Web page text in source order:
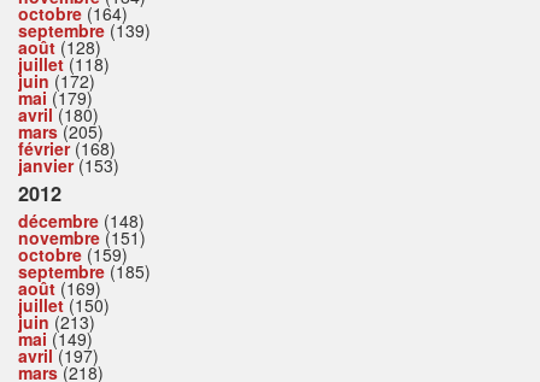
octobre (164)
septembre (139)
août (128)
juillet(118)
juin (172)
mai (179)
avril(180)
mars(205)
février(168)
janvier(153)
2012
décembre (148)
novembre (151)
octobre (159)
septembre (185)
août (169)
juillet(150)
juin (213)
mai (149)
avril(197)
mars(218)